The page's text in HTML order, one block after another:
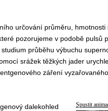
určování průměru,
pozorujeme v podobě pulsů
průběhu výbuchu
srážek těžkých jader
záření
Spustit
dalekohled